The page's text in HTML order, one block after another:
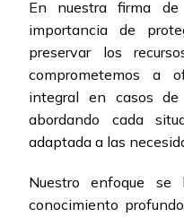
En nuestra firma de
importancia de
preservar los
comprometemos a
integral en casos de
abordando cada
adaptada a las
Nuestro enfoque
conocimiento